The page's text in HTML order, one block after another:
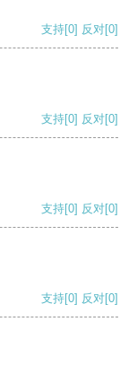
支持[0] 反对[0]
支持[0] 反对[0]
支持[0] 反对[0]
支持[0] 反对[0]